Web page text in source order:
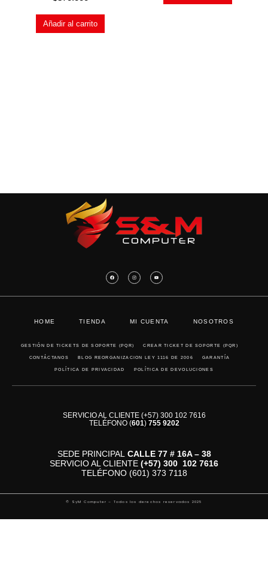
Añadir al carrito
HOME TIENDA MI CUENTA NOSOTROS
GESTIÓN DE TICKETS DE SOPORTE (PQR) CREAR TICKET DE SOPORTE (PQR)
CONTÁCTANOS BLOG REORGANIZACION LEY 1116 DE 2006 GARANTÍA
POLÍTICA DE PRIVACIDAD POLÍTICA DE DEVOLUCIONES
SERVICIO AL CLIENTE (+57) 300 102 7616
TELÉFONO (601) 755 9202
SEDE PRINCIPAL CALLE 77 # 16A – 38
SERVICIO AL CLIENTE (+57) 300 102 7616
TELÉFONO (601) 373 7118
© SyM Computer – Todos los derechos reservados 2025